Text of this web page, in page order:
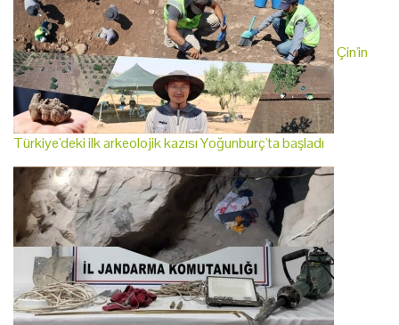
Çin'in
Türkiye'deki ilk arkeolojik kazısı Yoğunburç'ta başladı